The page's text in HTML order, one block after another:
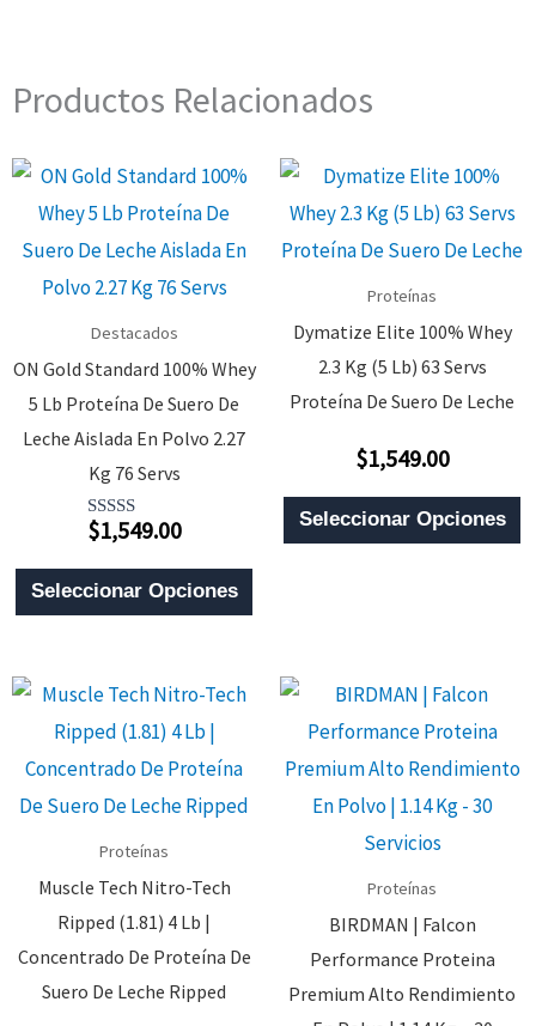
Productos Relacionados
Destacados
ON Gold Standard 100% Whey
5 Lb Proteína De Suero De
Leche Aislada En Polvo 2.27
Kg 76 Servs
Valorado
5.00
De 5
$1,549.00
Seleccionar Opciones
Este
Producto
Múltiples
Variantes.
Opciones
Proteínas
Dymatize Elite 100% Whey
2.3 Kg (5 Lb) 63 Servs
Proteína De Suero De Leche
Valorado
Con
0
De
5
$1,549.00
Seleccionar Opciones
Proteínas
Muscle Tech Nitro-Tech
Ripped (1.81) 4 Lb |
Concentrado De Proteína De
Suero De Leche Ripped
Proteínas
BIRDMAN | Falcon
Performance Proteina
Premium Alto Rendimiento